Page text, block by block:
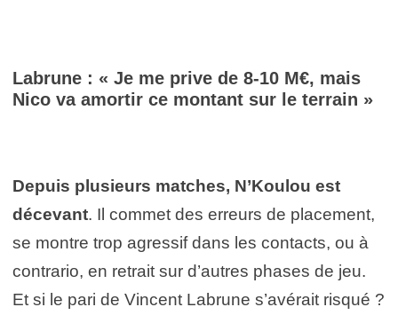
Labrune : « Je me prive de 8-10 M€, mais
Nico va amortir ce montant sur le terrain »
Depuis plusieurs matches, N’Koulou est
décevant. Il commet des erreurs de placement,
se montre trop agressif dans les contacts, ou à
contrario, en retrait sur d’autres phases de jeu.
Et si le pari de Vincent Labrune s’avérait risqué ?